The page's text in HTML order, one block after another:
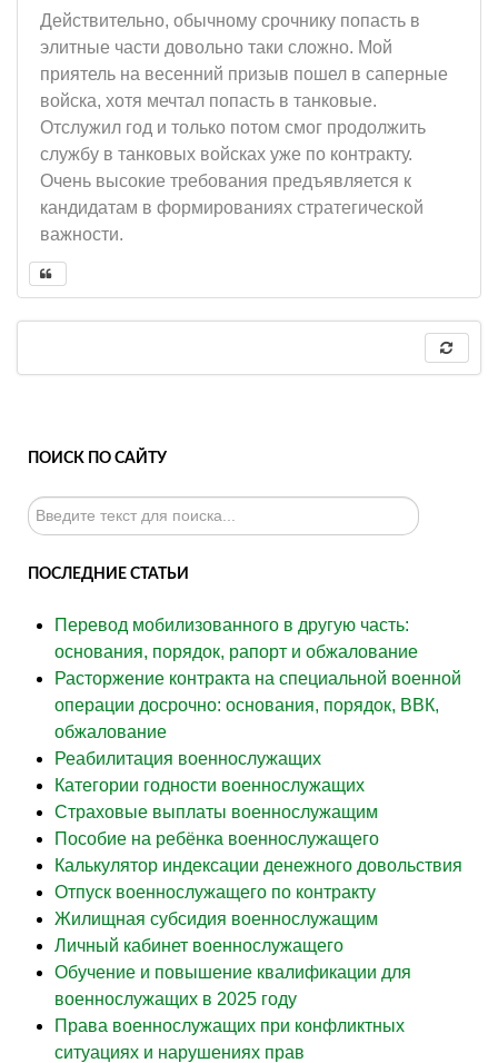
Действительно, обычному срочнику попасть в
элитные части довольно таки сложно. Мой
приятель на весенний призыв пошел в саперные
войска, хотя мечтал попасть в танковые.
Отслужил год и только потом смог продолжить
службу в танковых войсках уже по контракту.
Очень высокие требования предъявляется к
кандидатам в формированиях стратегической
важности.
ПОИСК ПО САЙТУ
Искать...
ПОСЛЕДНИЕ СТАТЬИ
Перевод мобилизованного в другую часть:
основания, порядок, рапорт и обжалование
Расторжение контракта на специальной военной
операции досрочно: основания, порядок, ВВК,
обжалование
Реабилитация военнослужащих
Категории годности военнослужащих
Страховые выплаты военнослужащим
Пособие на ребёнка военнослужащего
Калькулятор индексации денежного довольствия
Отпуск военнослужащего по контракту
Жилищная субсидия военнослужащим
Личный кабинет военнослужащего
Обучение и повышение квалификации для
военнослужащих в 2025 году
Права военнослужащих при конфликтных
ситуациях и нарушениях прав